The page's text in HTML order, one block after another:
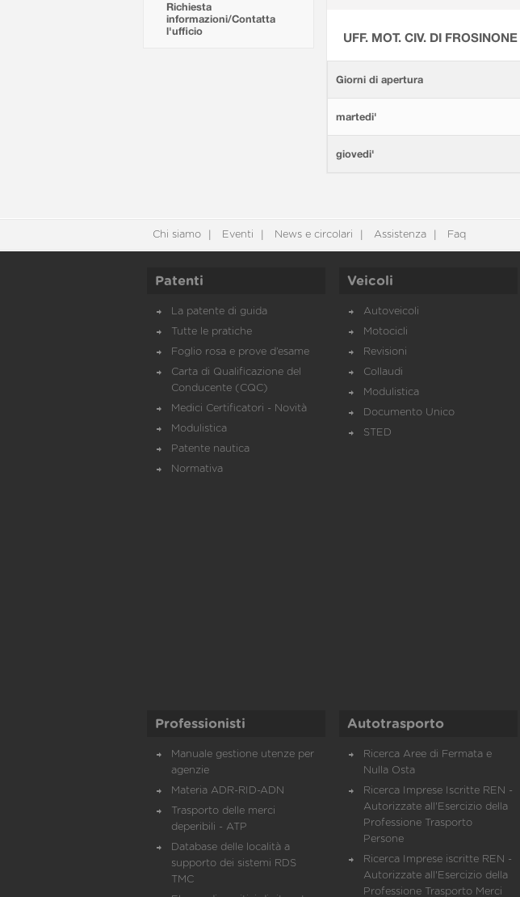
Richiesta
informazioni/Contatta
l'ufficio
UFF. MOT. CIV. DI FROSINONE
Giorni di apertura
martedi'
giovedi'
Chi siamo Eventi News e circolari Assistenza Faq
Patenti
La patente di guida
Tutte le pratiche
Foglio rosa e prove d’esame
Carta di Qualificazione del
Conducente (CQC)
Medici Certificatori - Novità
Modulistica
Patente nautica
Normativa
Veicoli
Autoveicoli
Motocicli
Revisioni
Collaudi
Modulistica
Documento Unico
STED
Professionisti
Manuale gestione utenze per
agenzie
Materia ADR-RID-ADN
Trasporto delle merci
deperibili - ATP
Database delle località a
supporto dei sistemi RDS
TMC
Autotrasporto
Ricerca Aree di Fermata e
Nulla Osta
Ricerca Imprese Iscritte REN -
Autorizzate all'Esercizio della
Professione Trasporto
Persone
Ricerca Imprese iscritte REN -
Autorizzate all'Esercizio della
Professione Trasporto Merci